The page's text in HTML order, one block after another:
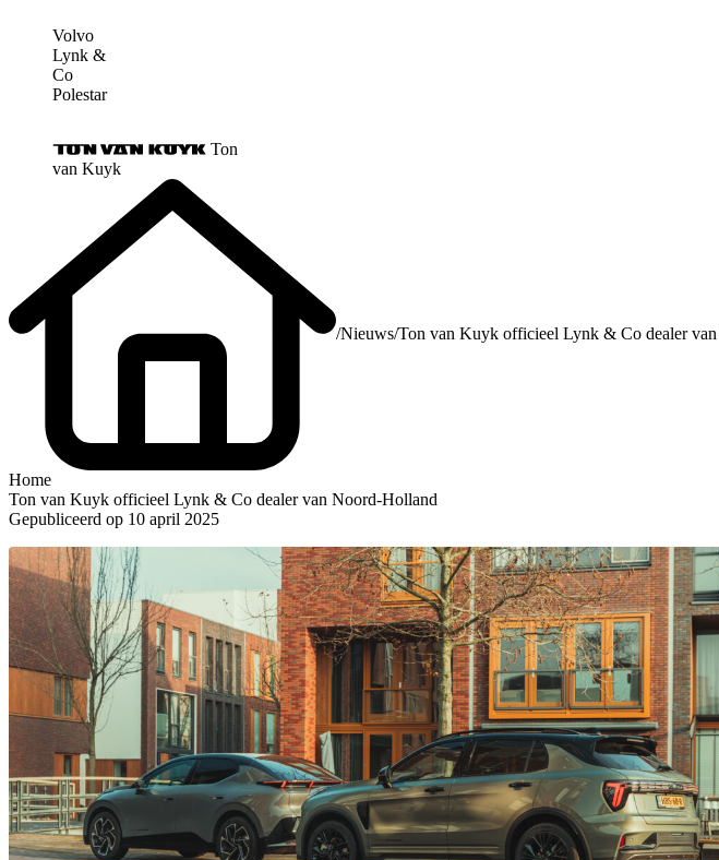
Volvo
Lynk &
Co
Polestar
Ton
van Kuyk
Home
/Nieuws/Ton van Kuyk officieel Lynk & Co dealer
Ton van Kuyk officieel Lynk & Co dealer van Noord-Holland
Gepubliceerd op 10 april 2025